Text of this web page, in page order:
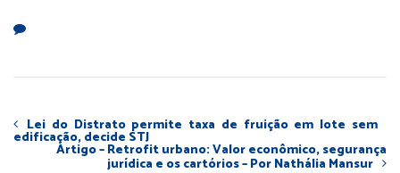
Lei do Distrato permite taxa de fruição em lote sem
edificação, decide STJ
Artigo – Retrofit urbano: Valor econômico, segurança
jurídica e os cartórios – Por Nathália Mansur